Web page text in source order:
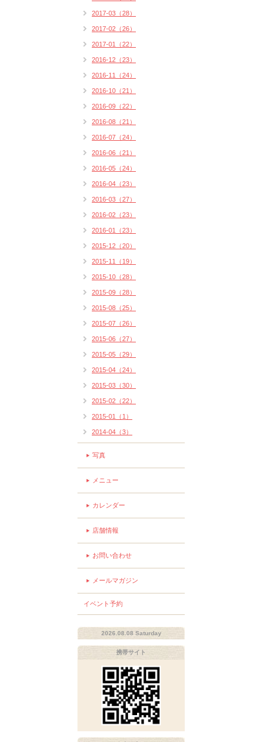
2017-03（28）
2017-02（26）
2017-01（22）
2016-12（23）
2016-11（24）
2016-10（21）
2016-09（22）
2016-08（21）
2016-07（24）
2016-06（21）
2016-05（24）
2016-04（23）
2016-03（27）
2016-02（23）
2016-01（23）
2015-12（20）
2015-11（19）
2015-10（28）
2015-09（28）
2015-08（25）
2015-07（26）
2015-06（27）
2015-05（29）
2015-04（24）
2015-03（30）
2015-02（22）
2015-01（1）
2014-04（3）
写真
メニュー
カレンダー
店舗情報
お問い合わせ
メールマガジン
イベント予約
2026.08.08 Saturday
携帯サイト